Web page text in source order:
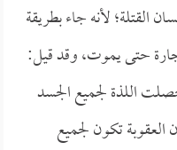
القتلة؛ لأنه جاء بطريقة
حتى يموت، وقد قيل:
اللذة لجميع الجسد
العقوبة تكون لجميع